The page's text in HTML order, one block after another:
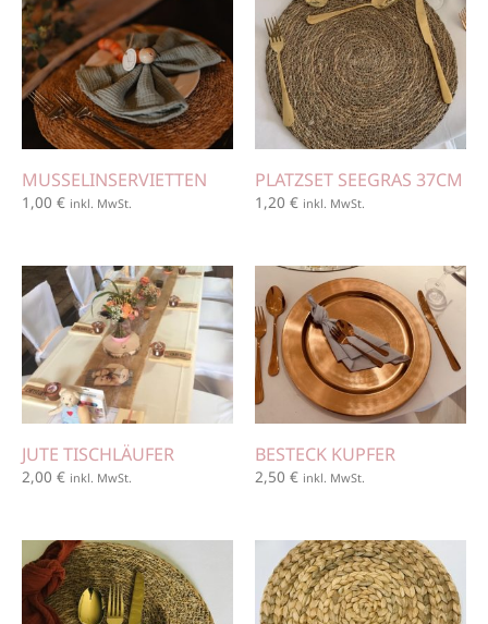
MUSSELINSERVIETTEN
1,00 € inkl. MwSt.
PLATZSET SEEGRAS 37CM
1,20 € inkl. MwSt.
JUTE TISCHLÄUFER
2,00 € inkl. MwSt.
BESTECK KUPFER
2,50 € inkl. MwSt.